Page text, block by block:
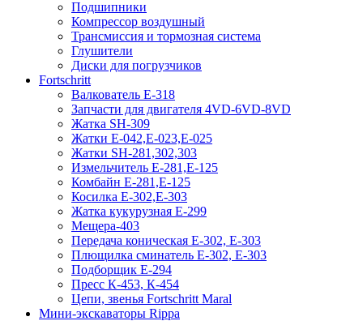
Подшипники
Компрессор воздушный
Трансмиссия и тормозная система
Глушители
Диски для погрузчиков
Fortschritt
Валкователь Е-318
Запчасти для двигателя 4VD-6VD-8VD
Жатка SH-309
Жатки Е-042,Е-023,Е-025
Жатки SH-281,302,303
Измельчитель Е-281,Е-125
Комбайн Е-281,Е-125
Косилка Е-302,Е-303
Жатка кукурузная Е-299
Мещера-403
Передача коническая Е-302, Е-303
Плющилка сминатель Е-302, Е-303
Подборщик Е-294
Пресс К-453, К-454
Цепи, звенья Fortschritt Maral
Мини-экскаваторы Rippa